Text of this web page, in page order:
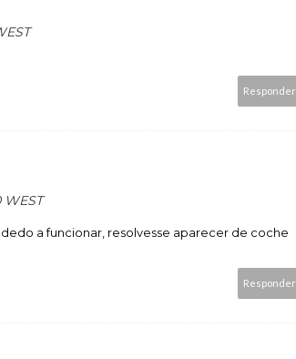
Responder
WEST
a funcionar, resolvesse aparecer de coche
Responder